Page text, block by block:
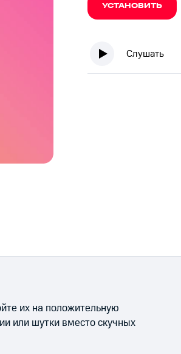
УСТАНОВИТЬ
Слушать
их на положительную
или шутки вместо скучных